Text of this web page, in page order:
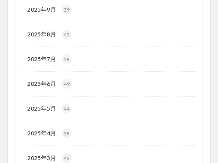
2025年9月 39
2025年8月 43
2025年7月 58
2025年6月 49
2025年5月 44
2025年4月 38
2025年3月 43